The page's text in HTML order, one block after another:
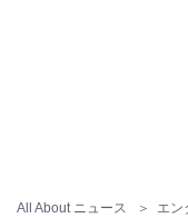
All About ニュース エン